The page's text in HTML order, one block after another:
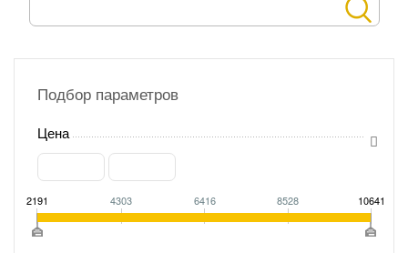
Подбор параметров
Цена
2191 4303 6416 8528 10641